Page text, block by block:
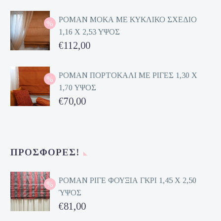
was:
€162,00.
τρέχουσα
τιμή
είναι:
ΡΟΜΑΝ ΜΟΚΑ ΜΕ ΚΥΚΛΙΚΟ ΣΧΕΔΙΟ
1,16 Χ 2,53 ΥΨΟΣ
Original
was:
€224,00.
€112,00
τρέχουσα
τιμή
είναι:
ΡΟΜΑΝ ΠΟΡΤΟΚΑΛΙ ΜΕ ΡΙΓΕΣ 1,30 Χ
1,70 ΥΨΟΣ
Original
€70,00
ΠΡΟΣΦΟΡΈΣ!
ΡΟΜΑΝ ΡΙΓΕ ΦΟΥΞΙΑ ΓΚΡΙ 1,45 Χ 2,50
ΎΨΟΣ
Original
€81,00